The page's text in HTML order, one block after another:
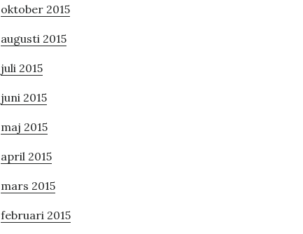
oktober 2015
augusti 2015
juli 2015
juni 2015
maj 2015
april 2015
mars 2015
februari 2015